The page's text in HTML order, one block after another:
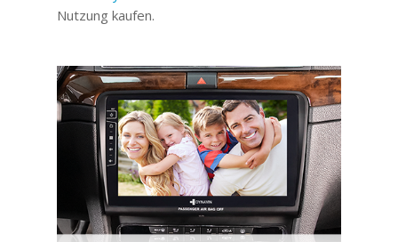
Nutzung kaufen.